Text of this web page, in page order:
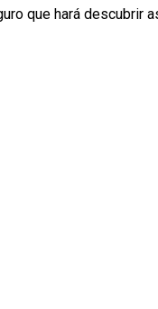
que hará descubrir